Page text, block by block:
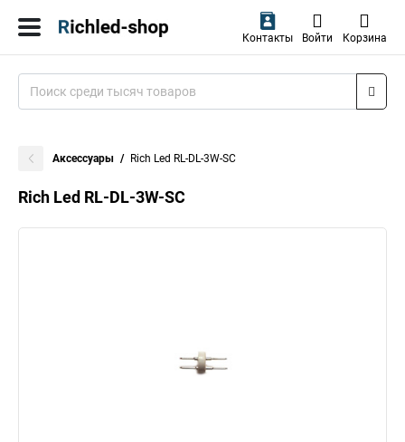
Контакты Войти Корзина
Аксессуары Rich Led RL-DL-3W-SC
Rich Led RL-DL-3W-SC